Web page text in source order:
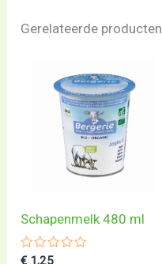
Gerelateerde producten
Schapenmelk 480 ml
Gewaardeerd
€ 1,25